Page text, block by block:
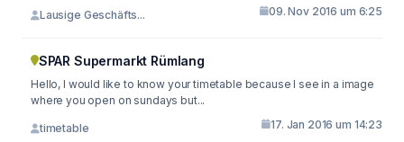
Lausige Geschäfts... 09. Nov 2016 um 6:25
SPAR Supermarkt Rümlang
Hello, I would like to know your timetable because I see in a image
where you open on sundays but...
timetable 17. Jan 2016 um 14:23